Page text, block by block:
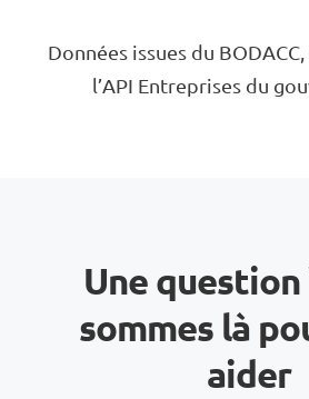
Données issues du BODACC,
l’API Entreprises du
Une question
sommes là
aider